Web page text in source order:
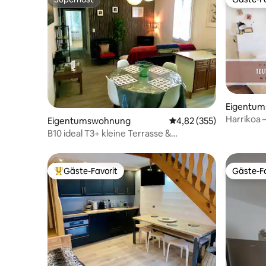
Superhost
Eigentumswohnung Durchschnittliche
4,82 (355)
B10 ideal T3+ kleine Terrasse &
Gäste-
Harrikoa
Beliebter Gäste-Favorit.
Gäste-Favorit Gäste-
Gäste-